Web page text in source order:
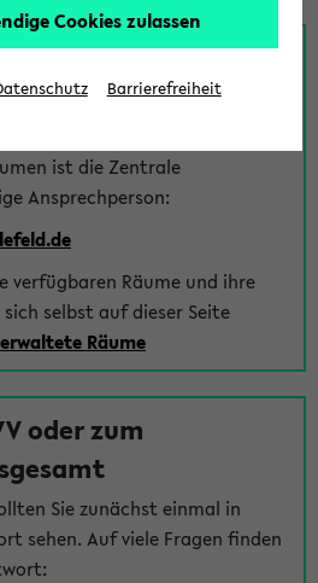
verwalteten
Hörsälen und vom eKVV
ist die Zentrale
Ansprechperson:
verfügbaren Räume und ihre
selbst auf dieser Seite
Räume
oder zum
Sie zunächst einmal in
sehen. Auf viele Fragen finden
Cookies zulassen
Barrierefreiheit